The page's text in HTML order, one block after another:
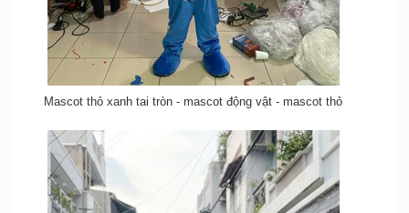
Mascot thỏ xanh tai tròn - mascot động vật - mascot thỏ